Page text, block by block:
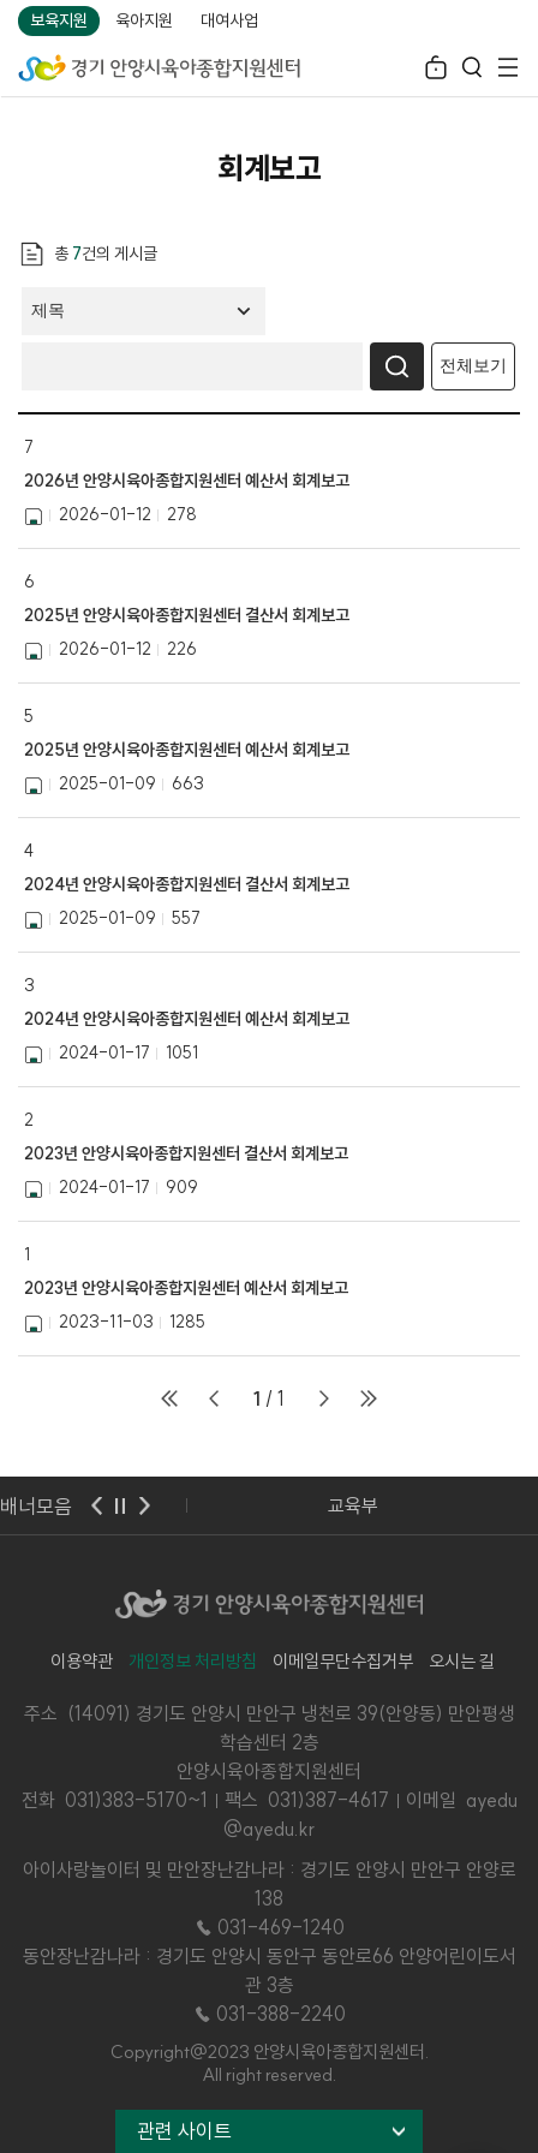
보육지원 육아지원 대여사업
회계보고
총 7건의 게시글
전체보기
7
2026년 안양시육아종합지원센터 예산서 회계보고
2026-01-12
278
6
2025년 안양시육아종합지원센터 결산서 회계보고
2026-01-12
226
5
2025년 안양시육아종합지원센터 예산서 회계보고
2025-01-09
663
4
2024년 안양시육아종합지원센터 결산서 회계보고
2025-01-09
557
3
2024년 안양시육아종합지원센터 예산서 회계보고
2024-01-17
1051
2
2023년 안양시육아종합지원센터 결산서 회계보고
2024-01-17
909
1
2023년 안양시육아종합지원센터 예산서 회계보고
2023-11-03
1285
1 / 1
배너모음
육교육진흥원 교육부
이용약관 개인정보 처리방침 이메일무단수집거부 오시는 길
주소 (14091) 경기도 안양시 만안구 냉천로 39(안양동) 만안평생
학습센터 2층
안양시육아종합지원센터
전화 031)383-5170~1 팩스 031)387-4617
이메일 ayedu
@ayedu.kr
아이사랑놀이터 및 만안장난감나라 : 경기도 안양시 만안구 안양로
138
☎ 031-469-1240
동안장난감나라 : 경기도 안양시 동안구 동안로66 안양어린이도서
관 3층
☎ 031-388-2240
Copyright@2023 안양시육아종합지원센터.
All right reserved.
관련 사이트